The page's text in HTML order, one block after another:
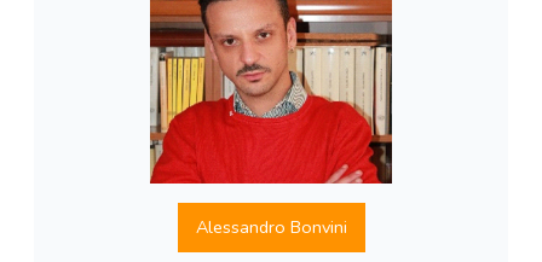
Alessandro Bonvini